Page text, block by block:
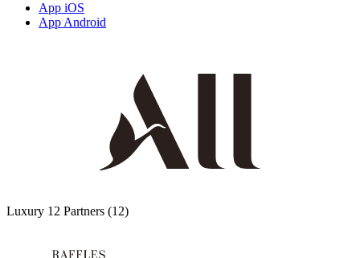
App iOS
App Android
Luxury 12 Partners (12)